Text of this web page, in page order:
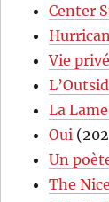
Center
Vie
La
Oui
Un
The